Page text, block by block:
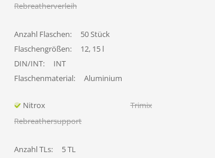
Rebreatherverleih
Anzahl Flaschen:
50 Stück
Flaschengrößen:
12, 15 l
DIN/INT:
INT
Flaschenmaterial:
Aluminium
Nitrox Trimix
Rebreathersupport
Anzahl TLs:
5 TL